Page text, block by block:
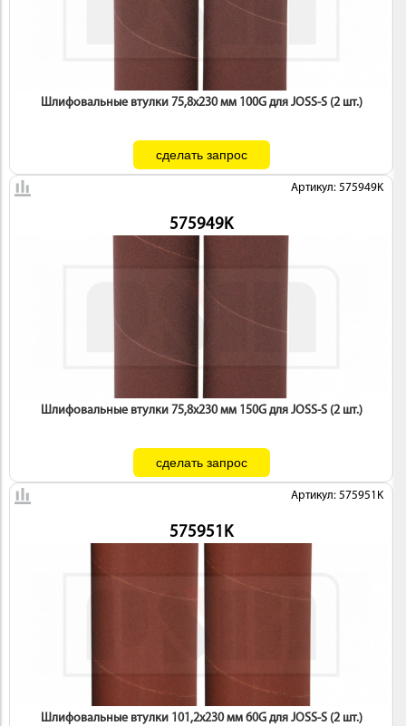
Шлифовальные втулки 75,8х230 мм 100G для JOSS-S (2 шт.)
Артикул: 575949K
575949K
Шлифовальные втулки 75,8х230 мм 150G для JOSS-S (2 шт.)
Артикул: 575951K
575951K
Шлифовальные втулки 101,2х230 мм 60G для JOSS-S (2 шт.)